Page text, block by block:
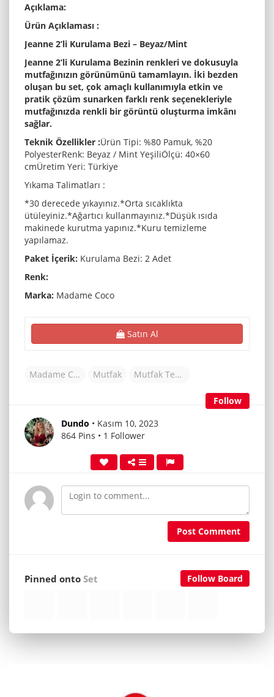
Açıklama:
Ürün Açıklaması :
Jeanne 2’li Kurulama Bezi – Beyaz/Mint
Jeanne 2’li Kurulama Bezinin renkleri ve dokusuyla
mutfağınızın görünümünü tamamlayın. İki bezden
oluşan bu set, çok amaçlı kullanımıyla etkin ve
pratik çözüm sunarken farklı renk seçenekleriyle
mutfağınızda renkli bir görüntü oluşturma imkânı
sağlar.
Teknik Özellikler :Ürün Tipi: %80 Pamuk, %20
PolyesterRenk: Beyaz / Mint YeşiliÖlçü: 40×60
cmÜretim Yeri: Türkiye
Yıkama Talimatları :
*30 derecede yıkayınız.*Orta sıcaklıkta
ütüleyiniz.*Ağartıcı kullanmayınız.*Düşük ısıda
makinede kurutma yapınız.*Kuru temizleme
yapılamaz.
Paket İçerik: Kurulama Bezi: 2 Adet
Renk:
Marka: Madame Coco
Satın Al
Madame Coco Mutfak Mutfak Tekstili
Follow
Dundo • Kasım 10, 2023
864 Pins • 1 Follower
Post Comment
Follow Board
Pinned ontoSet